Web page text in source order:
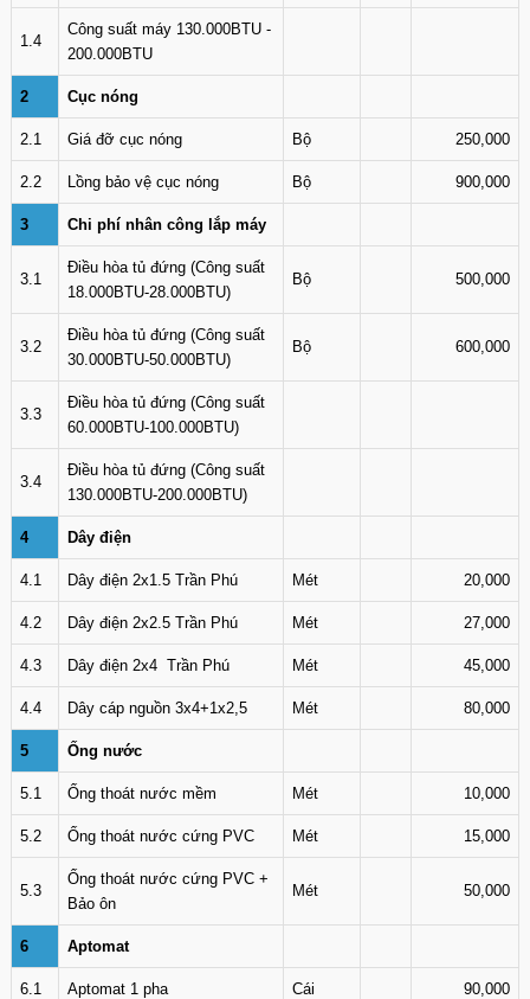
1.4
Công suất máy 130.000BTU -
200.000BTU
2 Cục nóng
2.1 Giá đỡ cục nóng Bộ 250,000
2.2 Lồng bảo vệ cục nóng Bộ 900,000
3 Chi phí nhân công lắp máy
3.1
Điều hòa tủ đứng (Công suất
18.000BTU-28.000BTU)
Bộ 500,000
3.2
Điều hòa tủ đứng (Công suất
30.000BTU-50.000BTU)
Bộ 600,000
3.3
Điều hòa tủ đứng (Công suất
60.000BTU-100.000BTU)
3.4
Điều hòa tủ đứng (Công suất
130.000BTU-200.000BTU)
4 Dây điện
4.1 Dây điện 2x1.5 Trần Phú Mét 20,000
4.2 Dây điện 2x2.5 Trần Phú Mét 27,000
4.3 Dây điện 2x4 Trần Phú Mét 45,000
4.4 Dây cáp nguồn 3x4+1x2,5 Mét 80,000
5 Ống nước
5.1 Ống thoát nước mềm Mét 10,000
5.2 Ống thoát nước cứng PVC Mét 15,000
5.3
Ống thoát nước cứng PVC +
Bảo ôn
Mét 50,000
6 Aptomat
6.1 Aptomat 1 pha Cái 90,000